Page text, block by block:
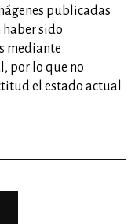
publicadas
sido
mediante
por lo que no
el estado actual